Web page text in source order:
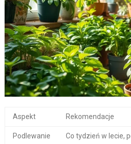
Aspekt Rekomendacje
Podlewanie
Co tydzień w lecie,